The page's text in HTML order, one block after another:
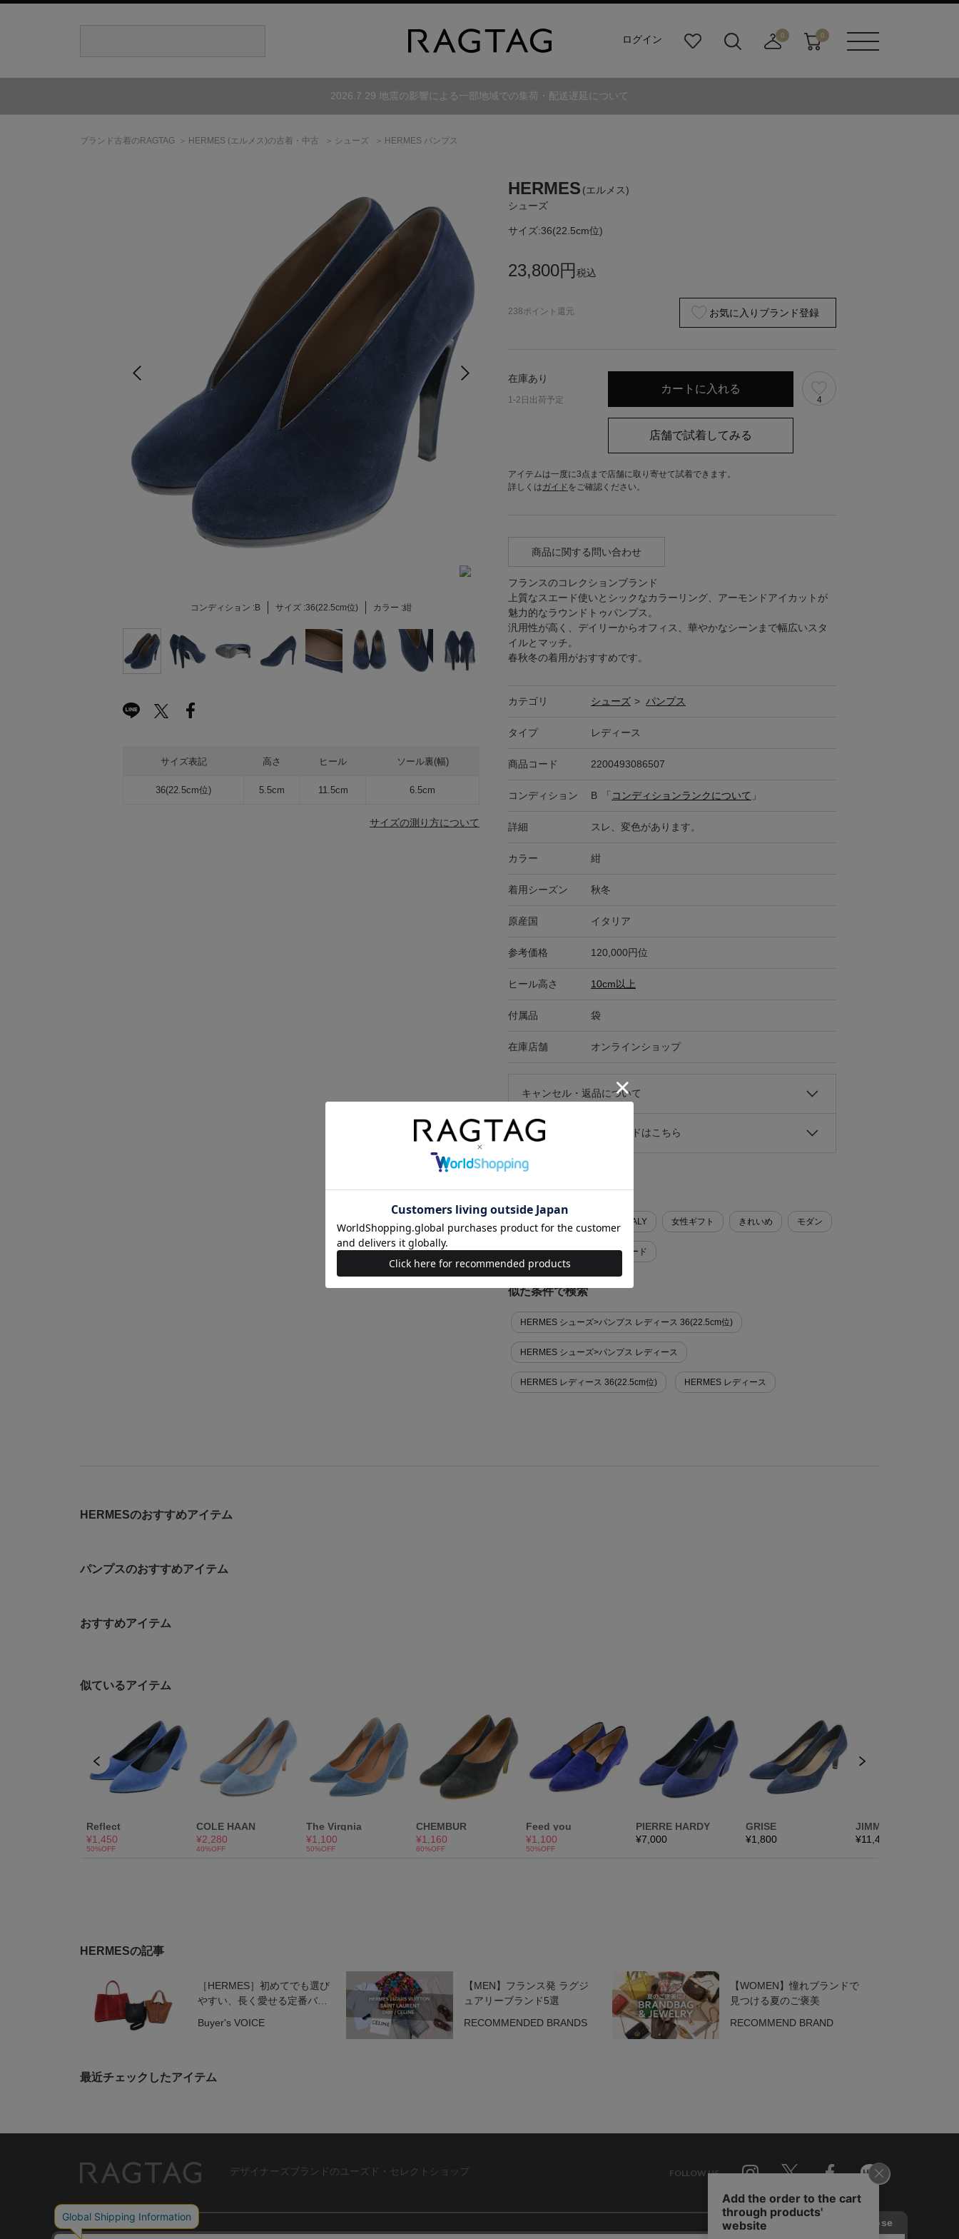
ログイン
り
ダ
0
寄
0
2026.7.29 地震の影響による一部地域での集荷・配送遅延について
ブランド古着のRAGTAG HERMES (エルメス)の古着・中古 シューズ HERMES パンプス
コンディション :B サイズ :36(22.5cm位) カラー :紺
サイズ表記 高さ ヒール ソール裏(幅)
36(22.5cm位) 5.5cm 11.5cm 6.5cm
サイズの測り方について
HERMES (エルメス)
シューズ
サイズ:36(22.5cm位)
23,800円 税込
238ポイント還元 お気に入りブランド登録
在庫あり
1-2日出荷予定 4
アイテムは一度に3点まで店舗に取り寄せて試着できます。
詳しくはガイド をご確認ください。
商品に関する問い合わせ
フランスのコレクションブランド
上質なスエード使いとシックなカラーリング、アーモンドアイカットが
魅力的なラウンドトゥパンプス。
汎用性が高く、デイリーからオフィス、華やかなシーンまで幅広いスタ
イルとマッチ。
春秋冬の着用がおすすめです。
カテゴリ シューズ > パンプス
タイプ レディース
商品コード 2200493086507
コンディション B 「 コンディションランクについて 」
詳細 スレ、変色があります。
カラー 紺
着用シーズン 秋冬
原産国 イタリア
参考価格 120,000円位
ヒール高さ 10cm以上
付属品 袋
在庫店舗 オンラインショップ
キャンセル・返品について
お買い物時のご利用ガイドはこちら
関連キーワード
ハイヒール MADE IN ITALY 女性ギフト きれいめ モダン
オフィスカジュアル モード
似た条件で検索
HERMES シューズ>パンプス レディース 36(22.5cm位)
HERMES シューズ>パンプス レディース
HERMES レディース 36(22.5cm位) HERMES レディース
HERMESのおすすめアイテム
パンプスのおすすめアイテム
おすすめアイテム
HERMESの記事
［HERMES］初めてでも選び
やすい、長く愛せる定番バッ
Buyer's VOICE
【MEN】フランス発 ラグジ
ュアリーブランド5選
RECOMMENDED BRANDS
【WOMEN】憧れブランドで
見つける夏のご褒美
RECOMMEND BRAND
最近チェックしたアイテム
デザイナーズブランドのユーズド・セレクトショップ FOLLOW US
Line